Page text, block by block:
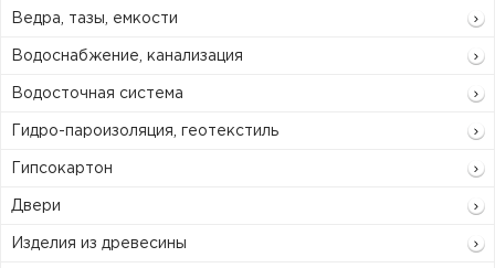
Ведра, тазы, емкости
Водоснабжение, канализация
Водосточная система
Гидро-пароизоляция, геотекстиль
Гипсокартон
Двери
Изделия из древесины